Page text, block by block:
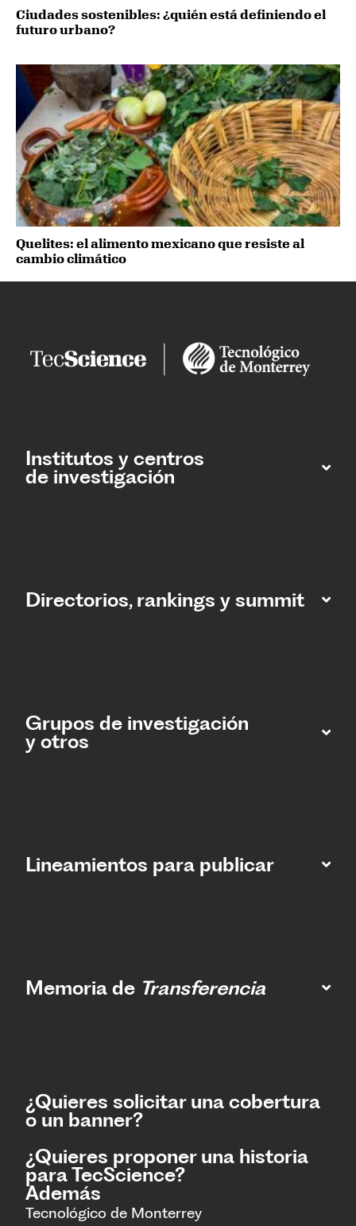
Ciudades sostenibles: ¿quién está definiendo el
futuro urbano?
Quelites: el alimento mexicano que resiste al
cambio climático
Institutos y centros
de investigación
Directorios, rankings y summit
Grupos de investigación
y otros
Lineamientos para publicar
Memoria de Transferencia
¿Quieres solicitar una cobertura
o un banner?
¿Quieres proponer una historia
para TecScience?
Además
Tecnológico de Monterrey